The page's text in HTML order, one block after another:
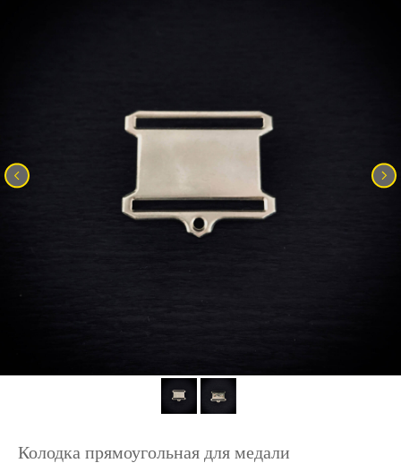
Колодка прямоугольная для медали